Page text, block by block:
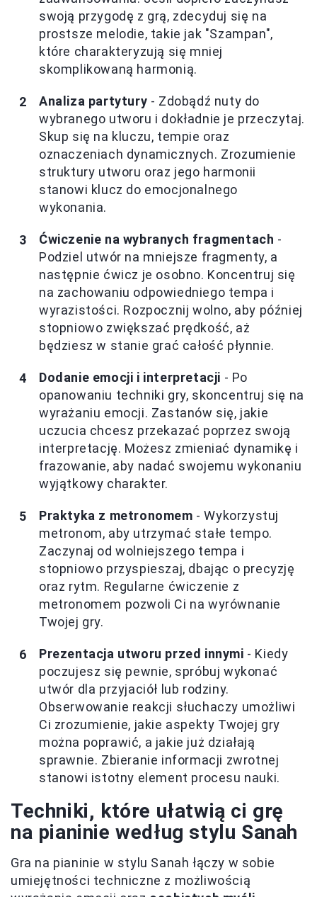
swoją przygodę z grą, zdecyduj się na
prostsze melodie, takie jak "Szampan",
które charakteryzują się mniej
skomplikowaną harmonią.
Analiza partytury - Zdobądź nuty do
wybranego utworu i dokładnie je przeczytaj.
Skup się na kluczu, tempie oraz
oznaczeniach dynamicznych. Zrozumienie
struktury utworu oraz jego harmonii
stanowi klucz do emocjonalnego
wykonania.
Ćwiczenie na wybranych fragmentach -
Podziel utwór na mniejsze fragmenty, a
następnie ćwicz je osobno. Koncentruj się
na zachowaniu odpowiedniego tempa i
wyrazistości. Rozpocznij wolno, aby później
stopniowo zwiększać prędkość, aż
będziesz w stanie grać całość płynnie.
Dodanie emocji i interpretacji - Po
opanowaniu techniki gry, skoncentruj się na
wyrażaniu emocji. Zastanów się, jakie
uczucia chcesz przekazać poprzez swoją
interpretację. Możesz zmieniać dynamikę i
frazowanie, aby nadać swojemu wykonaniu
wyjątkowy charakter.
Praktyka z metronomem - Wykorzystuj
metronom, aby utrzymać stałe tempo.
Zaczynaj od wolniejszego tempa i
stopniowo przyspieszaj, dbając o precyzję
oraz rytm. Regularne ćwiczenie z
metronomem pozwoli Ci na wyrównanie
Twojej gry.
Prezentacja utworu przed innymi - Kiedy
poczujesz się pewnie, spróbuj wykonać
utwór dla przyjaciół lub rodziny.
Obserwowanie reakcji słuchaczy umożliwi
Ci zrozumienie, jakie aspekty Twojej gry
można poprawić, a jakie już działają
sprawnie. Zbieranie informacji zwrotnej
stanowi istotny element procesu nauki.
Techniki, które ułatwią ci grę
na pianinie według stylu Sanah
Gra na pianinie w stylu Sanah łączy w sobie
umiejętności techniczne z możliwością